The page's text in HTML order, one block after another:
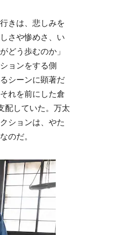
きは、悲しみを
さや惨めさ、い
どう歩むのか」
ョンをする側
シーンに顕著だ
れを前にした倉
配していた。万太
ションは、やた
のだ。